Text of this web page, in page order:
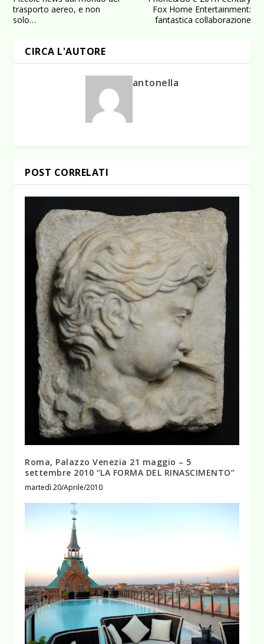
trasporto aereo, e non
solo…
Fox Home Entertainment:
fantastica collaborazione
CIRCA L'AUTORE
antonella
POST CORRELATI
Roma, Palazzo Venezia 21 maggio – 5
settembre 2010 “LA FORMA DEL RINASCIMENTO”
martedì 20/Aprile/2010